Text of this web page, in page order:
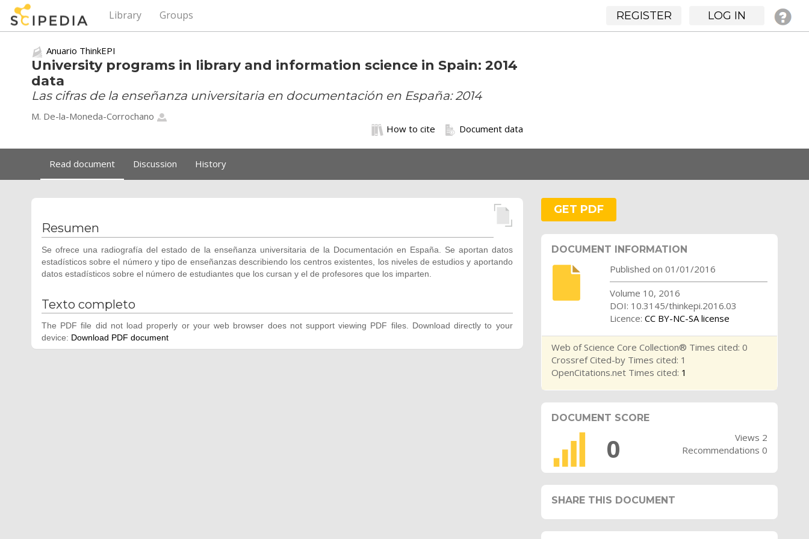
REGISTER LOG IN
Library Groups
Anuario ThinkEPI
University programs in library and information science in Spain: 2014
data
Las cifras de la enseñanza universitaria en documentación en España: 2014
M. De-la-Moneda-Corrochano
Document data
How to cite
Read document Discussion History
Resumen
Se ofrece una radiografía del estado de la enseñanza universitaria de la Documentación en España. Se aportan datos
estadísticos sobre el número y tipo de enseñanzas describiendo los centros existentes, los niveles de estudios y aportando
datos estadísticos sobre el número de estudiantes que los cursan y el de profesores que los imparten.
Texto completo
The PDF file did not load properly or your web browser does not support viewing PDF files. Download directly to your
device: Download PDF document
GET PDF
DOCUMENT INFORMATION
Published on 01/01/2016
Volume 10, 2016
DOI: 10.3145/thinkepi.2016.03
Licence: CC BY-NC-SA license
Web of Science Core Collection® Times cited: 0
Crossref Cited-by Times cited: 1
OpenCitations.net Times cited: 1
DOCUMENT SCORE
0
Views 2
Recommendations 0
SHARE THIS DOCUMENT